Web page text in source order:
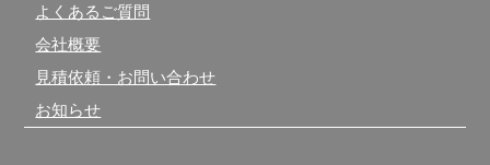
よくあるご質問
会社概要
見積依頼・お問い合わせ
お知らせ